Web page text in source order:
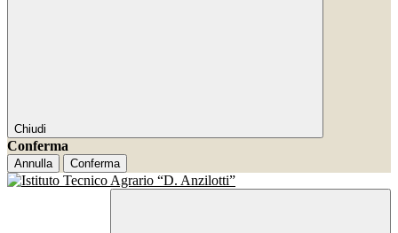
Chiudi
Conferma
Annulla Conferma